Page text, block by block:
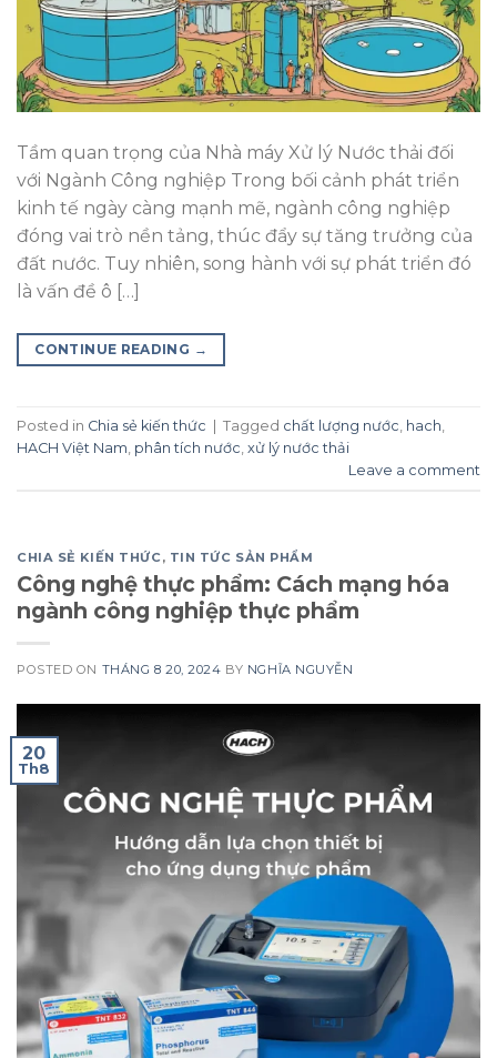
Tầm quan trọng của Nhà máy Xử lý Nước thải đối
với Ngành Công nghiệp Trong bối cảnh phát triển
kinh tế ngày càng mạnh mẽ, ngành công nghiệp
đóng vai trò nền tảng, thúc đẩy sự tăng trưởng của
đất nước. Tuy nhiên, song hành với sự phát triển đó
là vấn đề ô […]
CONTINUE READING →
Posted in Chia sẻ kiến thức Tagged chất lượng nước hach
HACH Việt Nam phân tích nước xử lý nước thải
Leave a comment
CHIA SẺ KIẾN THỨC, TIN TỨC SẢN PHẨM
Công nghệ thực phẩm: Cách mạng hóa
ngành công nghiệp thực phẩm
POSTED ON THÁNG 8 20, 2024 BY NGHĨA NGUYỄN
20
Th8